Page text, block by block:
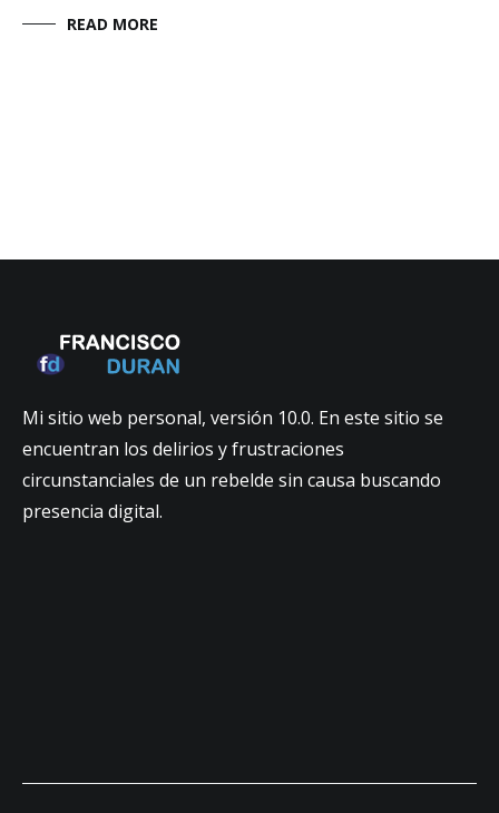
READ MORE
Mi sitio web personal, versión 10.0. En este sitio se
encuentran los delirios y frustraciones
circunstanciales de un rebelde sin causa buscando
presencia digital.